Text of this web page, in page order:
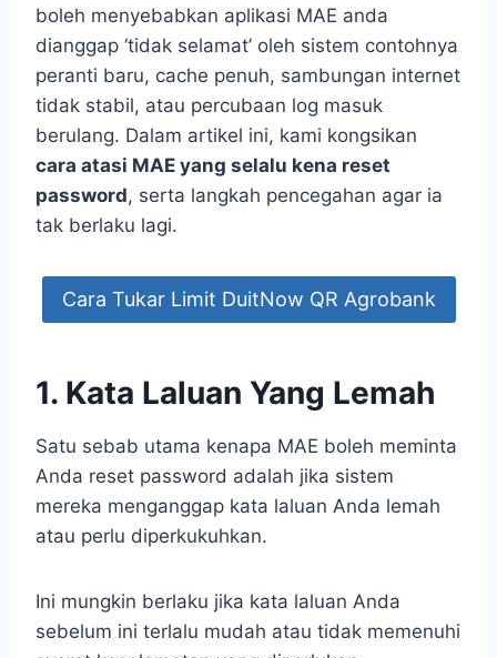
boleh menyebabkan aplikasi MAE anda
dianggap ‘tidak selamat’ oleh sistem contohnya
peranti baru, cache penuh, sambungan internet
tidak stabil, atau percubaan log masuk
berulang. Dalam artikel ini, kami kongsikan
cara atasi MAE yang selalu kena reset
password, serta langkah pencegahan agar ia
tak berlaku lagi.
Cara Tukar Limit DuitNow QR Agrobank
1. Kata Laluan Yang Lemah
Satu sebab utama kenapa MAE boleh meminta
Anda reset password adalah jika sistem
mereka menganggap kata laluan Anda lemah
atau perlu diperkukuhkan.
Ini mungkin berlaku jika kata laluan Anda
sebelum ini terlalu mudah atau tidak memenuhi